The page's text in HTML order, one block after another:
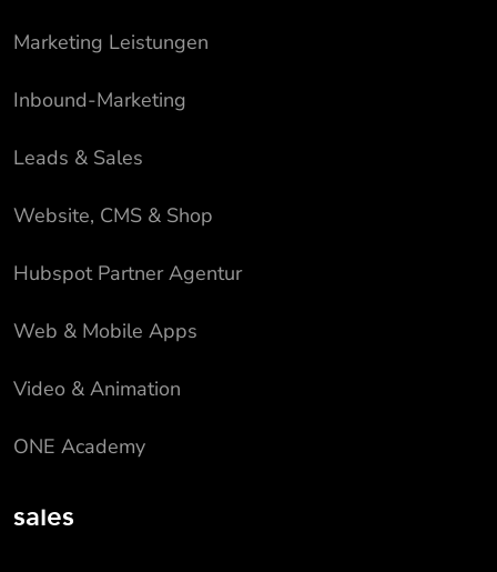
Marketing Leistungen
Inbound-Marketing
Leads & Sales
Website, CMS & Shop
Hubspot Partner Agentur
Web & Mobile Apps
Video & Animation
ONE Academy
sales